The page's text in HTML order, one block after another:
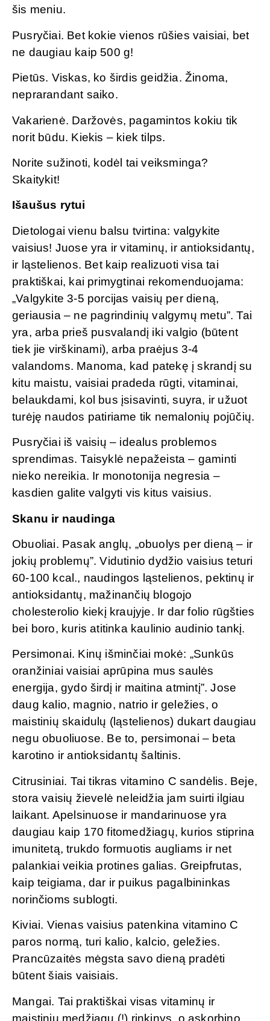
šis meniu.
Pusryčiai. Bet kokie vienos rūšies vaisiai, bet
ne daugiau kaip 500 g!
Pietūs. Viskas, ko širdis geidžia. Žinoma,
neprarandant saiko.
Vakarienė. Daržovės, pagamintos kokiu tik
norit būdu. Kiekis – kiek tilps.
Norite sužinoti, kodėl tai veiksminga?
Skaitykit!
Išaušus rytui
Dietologai vienu balsu tvirtina: valgykite
vaisius! Juose yra ir vitaminų, ir antioksidantų,
ir ląstelienos. Bet kaip realizuoti visa tai
praktiškai, kai primygtinai rekomenduojama:
„Valgykite 3-5 porcijas vaisių per dieną,
geriausia – ne pagrindinių valgymų metu”. Tai
yra, arba prieš pusvalandį iki valgio (būtent
tiek jie virškinami), arba praėjus 3-4
valandoms. Manoma, kad patekę į skrandį su
kitu maistu, vaisiai pradeda rūgti, vitaminai,
belaukdami, kol bus įsisavinti, suyra, ir užuot
turėję naudos patiriame tik nemalonių pojūčių.
Pusryčiai iš vaisių – idealus problemos
sprendimas. Taisyklė nepažeista – gaminti
nieko nereikia. Ir monotonija negresia –
kasdien galite valgyti vis kitus vaisius.
Skanu ir naudinga
Obuoliai. Pasak anglų, „obuolys per dieną – ir
jokių problemų”. Vidutinio dydžio vaisius teturi
60-100 kcal., naudingos ląstelienos, pektinų ir
antioksidantų, mažinančių blogojo
cholesterolio kiekį kraujyje. Ir dar folio rūgšties
bei boro, kuris atitinka kaulinio audinio tankį.
Persimonai. Kinų išminčiai mokė: „Sunkūs
oranžiniai vaisiai aprūpina mus saulės
energija, gydo širdį ir maitina atmintį”. Jose
daug kalio, magnio, natrio ir geležies, o
maistinių skaidulų (ląstelienos) dukart daugiau
negu obuoliuose. Be to, persimonai – beta
karotino ir antioksidantų šaltinis.
Citrusiniai. Tai tikras vitamino C sandėlis. Beje,
stora vaisių žievelė neleidžia jam suirti ilgiau
laikant. Apelsinuose ir mandarinuose yra
daugiau kaip 170 fitomedžiagų, kurios stiprina
imunitetą, trukdo formuotis augliams ir net
palankiai veikia protines galias. Greipfrutas,
kaip teigiama, dar ir puikus pagalbininkas
norinčioms sublogti.
Kiviai. Vienas vaisius patenkina vitamino C
paros normą, turi kalio, kalcio, geležies.
Prancūzaitės mėgsta savo dieną pradėti
būtent šiais vaisiais.
Mangai. Tai praktiškai visas vitaminų ir
maistinių medžiagų (!) rinkinys, o askorbino